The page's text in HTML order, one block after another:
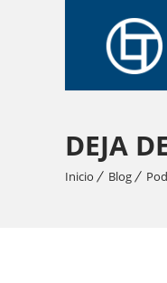
DEJA
Inicio Blog